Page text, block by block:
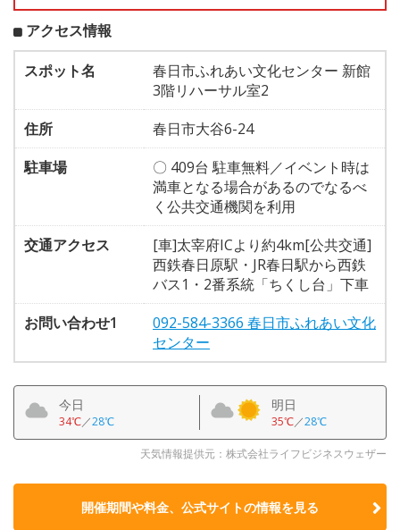
アクセス情報
スポット名
春日市ふれあい文化センター 新館
3階リハーサル室2
住所
春日市大谷6-24
駐車場
〇 409台 駐車無料／イベント時は
満車となる場合があるのでなるべ
く公共交通機関を利用
交通アクセス
[車]太宰府ICより約4km[公共交通]
西鉄春日原駅・JR春日駅から西鉄
バス1・2番系統「ちくし台」下車
お問い合わせ1
092-584-3366 春日市ふれあい文化
センター
今日
34℃／28℃
明日
35℃／28℃
天気情報提供元：株式会社ライフビジネスウェザー
開催期間や料金、公式サイトの情報を見る